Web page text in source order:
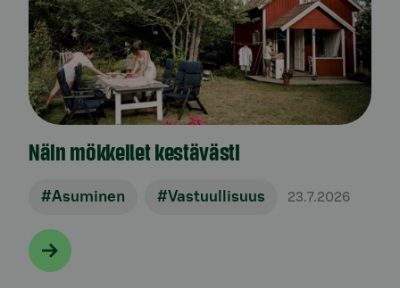
Näin mökkeilet kestävästi
#Asuminen #Vastuullisuus 23.7.2026